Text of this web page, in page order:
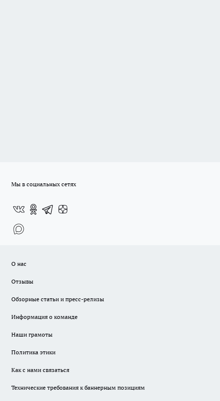
Мы в социальных сетях
О нас
Отзывы
Обзорные статьи и пресс-релизы
Информация о команде
Наши грамоты
Политика этики
Как с нами связаться
Технические требования к баннерным позициям